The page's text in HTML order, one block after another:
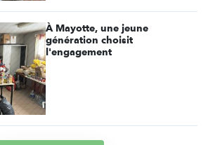
À Mayotte, une jeune
génération choisit
l'engagement